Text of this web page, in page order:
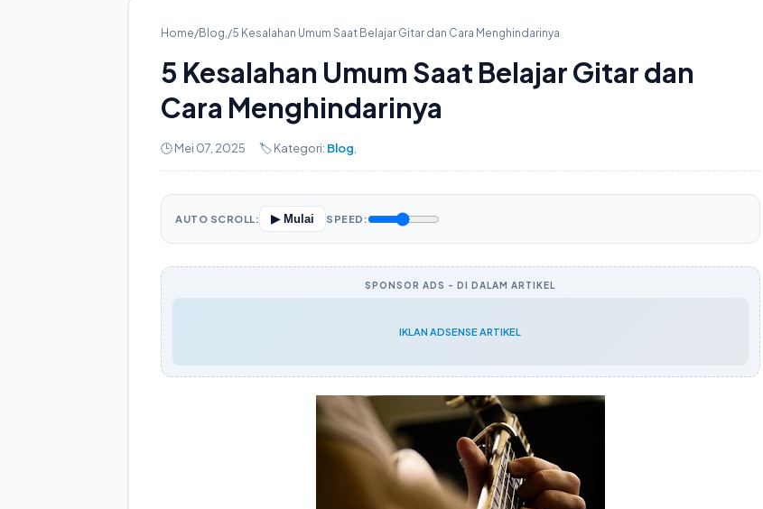
Home/Blog,/5 Kesalahan Umum Saat Belajar Gitar dan Cara Menghindarinya
5 Kesalahan Umum Saat Belajar Gitar dan
Cara Menghindarinya
🕒 Mei 07, 2025 🏷️ Kategori: Blog
AUTO SCROLL: ▶ Mulai SPEED:
SPONSOR ADS - DI DALAM ARTIKEL
IKLAN ADSENSE ARTIKEL